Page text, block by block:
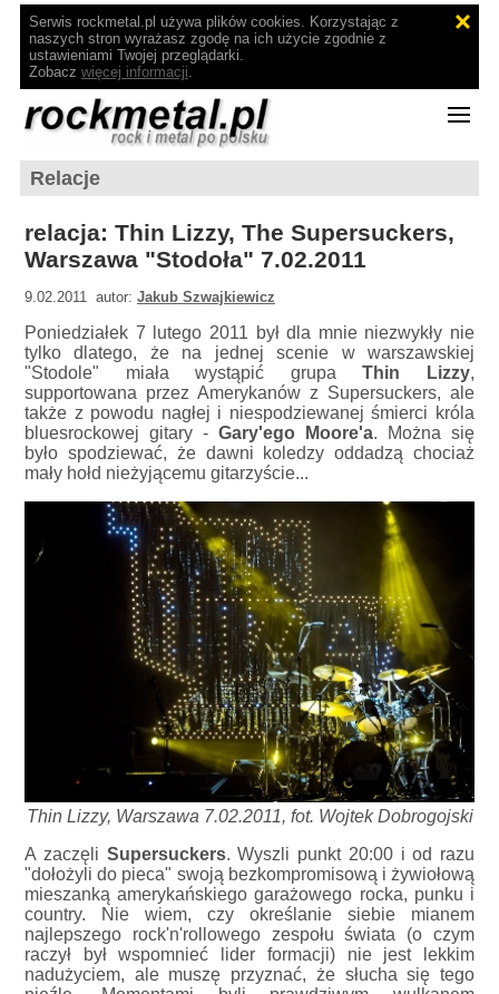
Serwis rockmetal.pl używa plików cookies. Korzystając z
naszych stron wyrażasz zgodę na ich użycie zgodnie z
ustawieniami Twojej przeglądarki.
Zobacz więcej informacji.
Relacje
relacja: Thin Lizzy, The Supersuckers,
Warszawa "Stodoła" 7.02.2011
9.02.2011 autor:Jakub Szwajkiewicz
Poniedziałek 7 lutego 2011 był dla mnie niezwykły nie
tylko dlatego, że na jednej scenie w warszawskiej
"Stodole" miała wystąpić grupaThin Lizzy,
supportowana przez Amerykanów z Supersuckers, ale
także z powodu nagłej i niespodziewanej śmierci króla
bluesrockowej gitary - Gary'ego Moore'a. Można się
było spodziewać, że dawni koledzy oddadzą chociaż
mały hołd nieżyjącemu gitarzyście...
Thin Lizzy, Warszawa 7.02.2011, fot. Wojtek Dobrogojski
A zaczęli Supersuckers. Wyszli punkt 20:00 i od razu
"dołożyli do pieca" swoją bezkompromisową i żywiołową
mieszanką amerykańskiego garażowego rocka, punku i
country. Nie wiem, czy określanie siebie mianem
najlepszego rock'n'rollowego zespołu świata (o czym
raczył był wspomnieć lider formacji) nie jest lekkim
nadużyciem, ale muszę przyznać, że słucha się tego